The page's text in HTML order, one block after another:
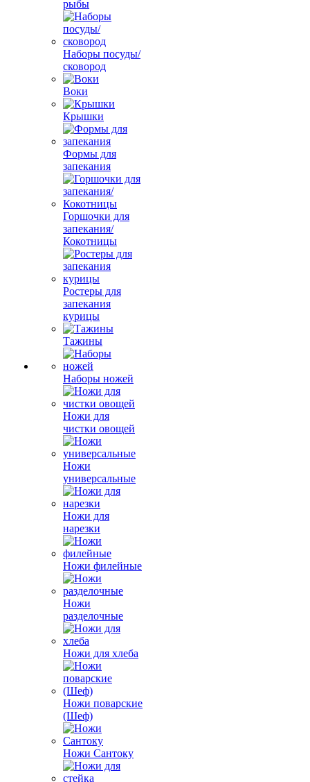
рыбы
Наборы посуды/
сковород
Воки
Крышки
Формы для
запекания
Горшочки для
запекания/
Кокотницы
Ростеры для
запекания
курицы
Тажины
Наборы ножей
Ножи для
чистки овощей
Ножи
универсальные
Ножи для
нарезки
Ножи филейные
Ножи
разделочные
Ножи для хлеба
Ножи поварские
(Шеф)
Ножи Сантоку